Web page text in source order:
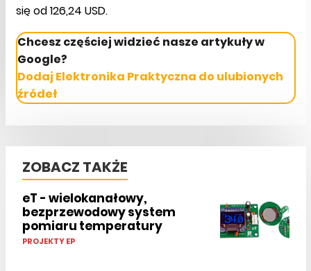
się od 126,24 USD.
Chcesz częściej widzieć nasze artykuły w
Google?
Dodaj Elektronika Praktyczna do ulubionych
źródeł
ZOBACZ TAKŻE
eT - wielokanałowy,
bezprzewodowy system
pomiaru temperatury
PROJEKTY EP